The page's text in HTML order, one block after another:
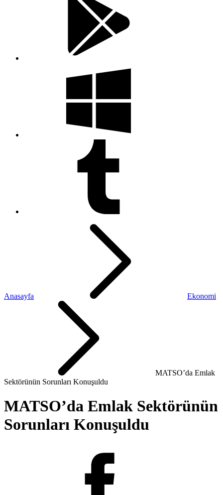
Anasayfa Ekonomi
MATSO’da Emlak
Sektörünün Sorunları Konuşuldu
MATSO’da Emlak Sektörünün
Sorunları Konuşuldu